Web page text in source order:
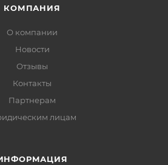
КОМПАНИЯ
О компании
Новости
Отзывы
Контакты
Партнерам
лицам